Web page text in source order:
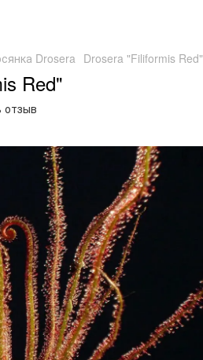
Drosera Drosera "Filiformis Red"
Red"
отзыв